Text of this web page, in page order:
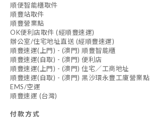
順便智能櫃取件
順豐站取件
順豐營業點
OK便利店取件 (經順豐速運)
辦公室/住宅地址直送 (經順豐速運)
順豐速運(上門) - (澳門) 順豐智能櫃
順豐速運(自取) - (澳門) 便利店
順豐速運(上門) - (澳門) 住宅／工商地址
順豐速運(自取) - (澳門) 黑沙環永豐工廈營業點
EMS/空運
順豐速運 (台灣)
付款方式